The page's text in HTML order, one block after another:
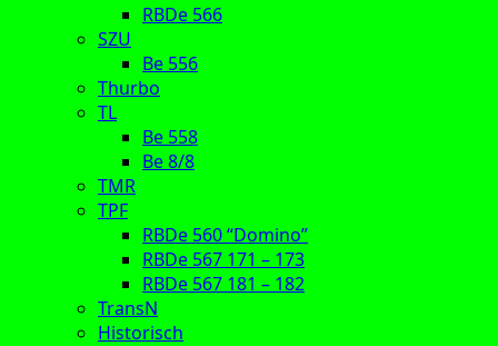
RBDe 566
SZU
Be 556
Thurbo
TL
Be 558
Be 8/8
TMR
TPF
RBDe 560 “Domino”
RBDe 567 171 – 173
RBDe 567 181 – 182
TransN
Historisch